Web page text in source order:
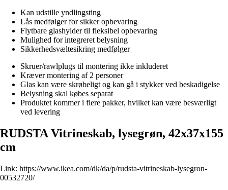
Kan udstille yndlingsting
Lås medfølger for sikker opbevaring
Flytbare glashylder til fleksibel opbevaring
Mulighed for integreret belysning
Sikkerhedsvæltesikring medfølger
Skruer/rawlplugs til montering ikke inkluderet
Kræver montering af 2 personer
Glas kan være skrøbeligt og kan gå i stykker ved beskadigelse
Belysning skal købes separat
Produktet kommer i flere pakker, hvilket kan være besværligt
ved levering
RUDSTA Vitrineskab, lysegrøn, 42x37x155
cm
Link: https://www.ikea.com/dk/da/p/rudsta-vitrineskab-lysegron-
00532720/